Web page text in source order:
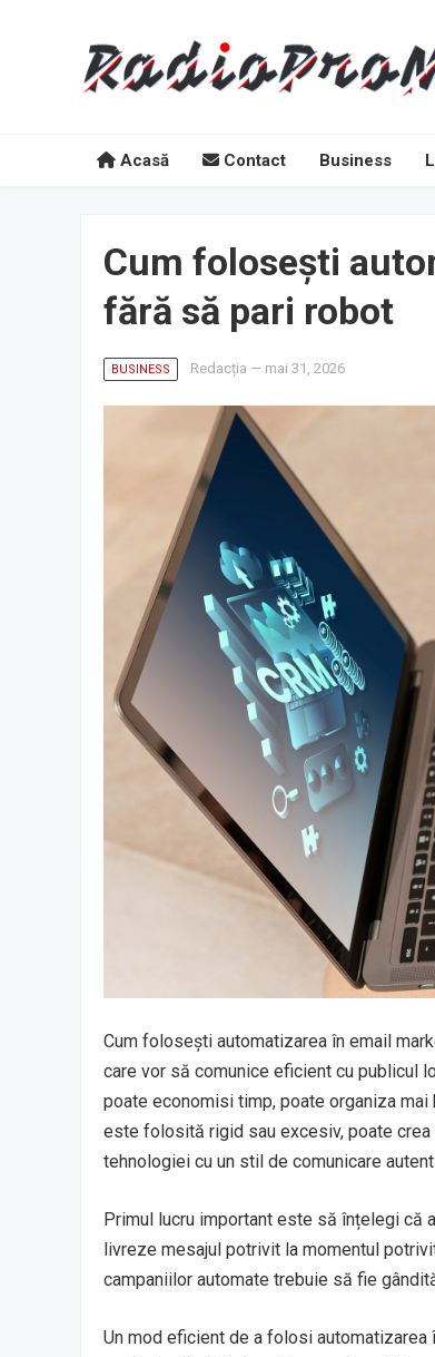
Acasă Contact Business
Cum folosești
fără să pari robot
BUSINESS Redacția — mai 31, 2026
Cum folosești automatizarea în email
care vor să comunice eficient cu publicul
poate economisi timp, poate organiza
este folosită rigid sau excesiv, poate
tehnologiei cu un stil de comunicare
Primul lucru important este să înțelegi că
livreze mesajul potrivit la momentul
campaniilor automate trebuie să fie
Un mod eficient de a folosi